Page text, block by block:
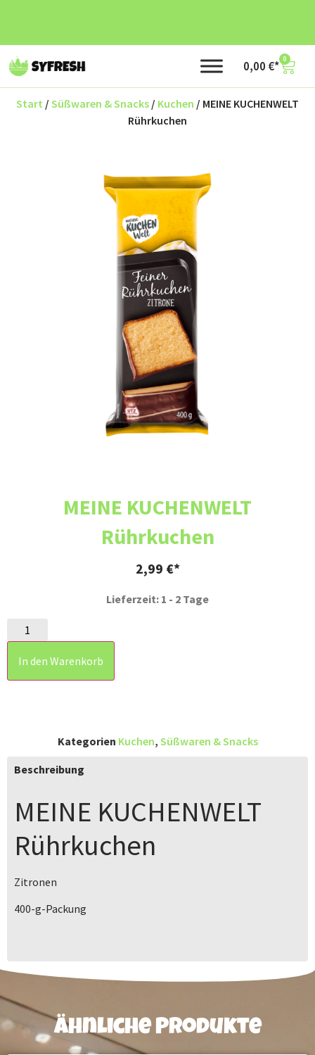
0,00 € 0
Start / Süßwaren & Snacks / Kuchen / MEINE KUCHENWELT
Rührkuchen
MEINE KUCHENWELT
Rührkuchen
2,99 €
Lieferzeit: 1 - 2 Tage
In den Warenkorb
Kategorien Kuchen, Süßwaren & Snacks
Beschreibung
MEINE KUCHENWELT
Rührkuchen
Zitronen
400-g-Packung
Ähnliche Produkte